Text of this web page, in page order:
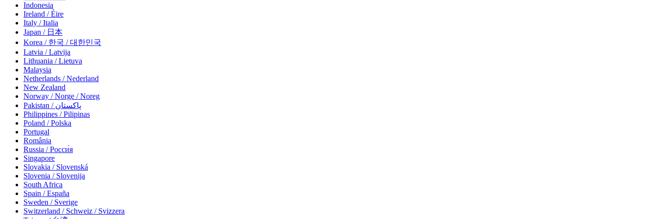
Indonesia
Ireland / Éire
Italy / Italia
Japan / 日本
Korea / 한국 / 대한민국
Latvia / Latvija
Lithuania / Lietuva
Malaysia
Netherlands / Nederland
New Zealand
Norway / Norge / Noreg
Pakistan / پاکستان
Philippines / Pilipinas
Poland / Polska
Portugal
România
Russia / Росси́я
Singapore
Slovakia / Slovenská
Slovenia / Slovenija
South Africa
Spain / España
Sweden / Sverige
Switzerland / Schweiz / Svizzera